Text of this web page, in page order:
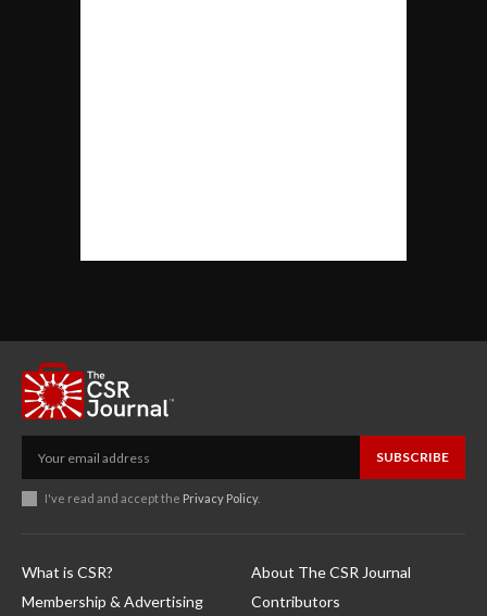
SUBSCRIBE
I've read and accept the Privacy Policy.
What is CSR?
Membership & Advertising
About The CSR Journal
Contributors